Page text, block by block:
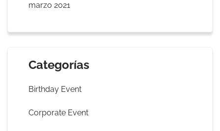
marzo 2021
Categorías
Birthday Event
Corporate Event